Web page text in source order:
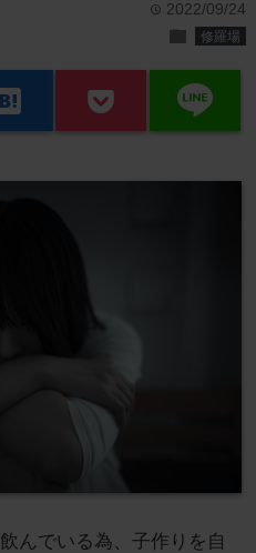
time 2022/09/24
folder 修羅場
line
んでいる為、子作りを自